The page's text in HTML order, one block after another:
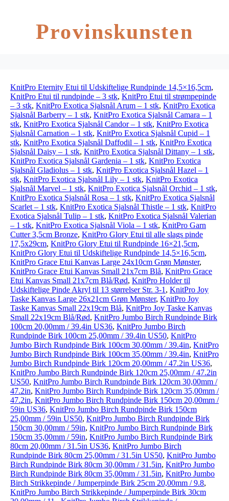
Provinskunsten
KnitPro Eternity Etui til Udskiftelige Rundpinde 14,5×16,5cm,
KnitPro Etui til rundpinde – 3 stk, KnitPro Etui til strømpepinde
– 3 stk, KnitPro Exotica Sjalsnål Arum – 1 stk, KnitPro Exotica
Sjalsnål Barberry – 1 stk, KnitPro Exotica Sjalsnål Camara – 1
stk, KnitPro Exotica Sjalsnål Candor – 1 stk, KnitPro Exotica
Sjalsnål Carnation – 1 stk, KnitPro Exotica Sjalsnål Cupid – 1
stk, KnitPro Exotica Sjalsnål Daffodil – 1 stk, KnitPro Exotica
Sjalsnål Daisy – 1 stk, KnitPro Exotica Sjalsnål Dittany – 1 stk,
KnitPro Exotica Sjalsnål Gardenia – 1 stk, KnitPro Exotica
Sjalsnål Gladiolus – 1 stk, KnitPro Exotica Sjalsnål Hazel – 1
stk, KnitPro Exotica Sjalsnål Lily – 1 stk, KnitPro Exotica
Sjalsnål Marvel – 1 stk, KnitPro Exotica Sjalsnål Orchid – 1 stk,
KnitPro Exotica Sjalsnål Rosa – 1 stk, KnitPro Exotica Sjalsnål
Scarlet – 1 stk, KnitPro Exotica Sjalsnål Thistle – 1 stk, KnitPro
Exotica Sjalsnål Tulip – 1 stk, KnitPro Exotica Sjalsnål Valerian
– 1 stk, KnitPro Exotica Sjalsnål Viola – 1 stk, KnitPro Garn
Cutter 3,5cm Bronze, KnitPro Glory Etui til alle slags pinde
17,5x29cm, KnitPro Glory Etui til Rundpinde 16×21,5cm,
KnitPro Glory Etui til Udskiftelige Rundpinde 14,5×16,5cm,
KnitPro Grace Etui Kanvas Large 24x10cm Grøn Mønster,
KnitPro Grace Etui Kanvas Small 21x7cm Blå, KnitPro Grace
Etui Kanvas Small 21x7cm Blå/Rød, KnitPro Holder til
Udskiftelige Pinde Akryl til 13 størrelser Str. 3-1 , KnitPro Joy
Taske Kanvas Large 26x21cm Grøn Mønster, KnitPro Joy
Taske Kanvas Small 22x19cm Blå, KnitPro Joy Taske Kanvas
Small 22x19cm Blå/Rød, KnitPro Jumbo Birch Rundpinde Birk
100cm 20,00mm / 39.4in US36, KnitPro Jumbo Birch
Rundpinde Birk 100cm 25,00mm / 39.4in US50, KnitPro
Jumbo Birch Rundpinde Birk 100cm 30,00mm / 39.4in, KnitPro
Jumbo Birch Rundpinde Birk 100cm 35,00mm / 39.4in, KnitPro
Jumbo Birch Rundpinde Birk 120cm 20,00mm / 47.2in US36,
KnitPro Jumbo Birch Rundpinde Birk 120cm 25,00mm / 47.2in
US50, KnitPro Jumbo Birch Rundpinde Birk 120cm 30,00mm /
47.2in, KnitPro Jumbo Birch Rundpinde Birk 120cm 35,00mm /
47.2in, KnitPro Jumbo Birch Rundpinde Birk 150cm 20,00mm /
59in US36, KnitPro Jumbo Birch Rundpinde Birk 150cm
25,00mm / 59in US50, KnitPro Jumbo Birch Rundpinde Birk
150cm 30,00mm / 59in, KnitPro Jumbo Birch Rundpinde Birk
150cm 35,00mm / 59in, KnitPro Jumbo Birch Rundpinde Birk
80cm 20,00mm / 31.5in US36, KnitPro Jumbo Birch
Rundpinde Birk 80cm 25,00mm / 31.5in US50, KnitPro Jumbo
Birch Rundpinde Birk 80cm 30,00mm / 31.5in, KnitPro Jumbo
Birch Rundpinde Birk 80cm 35,00mm / 31.5in, KnitPro Jumbo
Birch Strikkepinde / Jumperpinde Birk 25cm 20,00mm / 9.8,
KnitPro Jumbo Birch Strikkepinde / Jumperpinde Birk 30cm